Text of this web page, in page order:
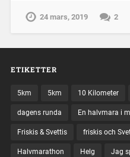
24 mars, 2019 2
ETIKETTER
5km 5km 10 Kilometer
dagens runda En halvmara i
Friskis & Svettis friskis och
Halvmarathon Helg Jag